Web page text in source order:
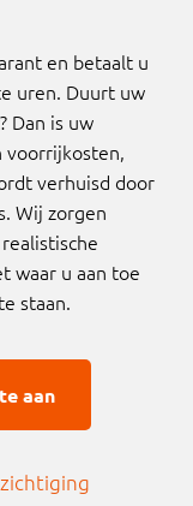
en betaalt u
uren. Duurt uw
Dan is uw
voorrijkosten,
verhuisd door
Wij zorgen
waar u aan toe
staan.
aan